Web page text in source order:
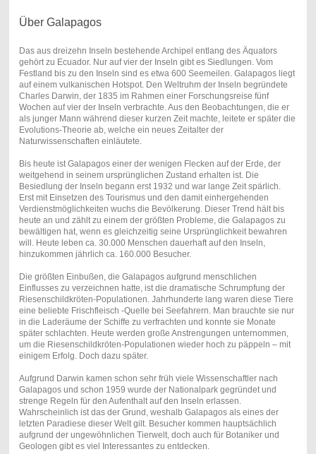
Über Galapagos
Das aus dreizehn Inseln bestehende Archipel entlang des Äquators
gehört zu Ecuador. Nur auf vier der Inseln gibt es Siedlungen. Vom
Festland bis zu den Inseln sind es etwa 600 Seemeilen. Galapagos liegt
auf einem vulkanischen Hotspot. Den Weltruhm der Inseln begründete
Charles Darwin, der 1835 im Rahmen einer Forschungsreise fünf
Wochen auf vier der Inseln verbrachte. Aus den Beobachtungen, die er
als junger Mann während dieser kurzen Zeit machte, leitete er später die
Evolutions-Theorie ab, welche ein neues Zeitalter der
Naturwissenschaften einläutete.
Bis heute ist Galapagos einer der wenigen Flecken auf der Erde, der
weitgehend in seinem ursprünglichen Zustand erhalten ist. Die
Besiedlung der Inseln begann erst 1932 und war lange Zeit spärlich.
Erst mit Einsetzen des Tourismus und den damit einhergehenden
Verdienstmöglichkeiten wuchs die Bevölkerung. Dieser Trend hält bis
heute an und zählt zu einem der größten Probleme, die Galapagos zu
bewältigen hat, wenn es gleichzeitig seine Ursprünglichkeit bewahren
will. Heute leben ca. 30.000 Menschen dauerhaft auf den Inseln,
hinzukommen jährlich ca. 160.000 Besucher.
Die größten Einbußen, die Galapagos aufgrund menschlichen
Einflusses zu verzeichnen hatte, ist die dramatische Schrumpfung der
Riesenschildkröten-Populationen. Jahrhunderte lang waren diese Tiere
eine beliebte Frischfleisch -Quelle bei Seefahrern. Man brauchte sie nur
in die Laderäume der Schiffe zu verfrachten und konnte sie Monate
später schlachten. Heute werden große Anstrengungen unternommen,
um die Riesenschildkröten-Populationen wieder hoch zu päppeln – mit
einigem Erfolg. Doch dazu später.
Aufgrund Darwin kamen schon sehr früh viele Wissenschaftler nach
Galapagos und schon 1959 wurde der Nationalpark gegründet und
strenge Regeln für den Aufenthalt auf den Inseln erlassen.
Wahrscheinlich ist das der Grund, weshalb Galapagos als eines der
letzten Paradiese dieser Welt gilt. Besucher kommen hauptsächlich
aufgrund der ungewöhnlichen Tierwelt, doch auch für Botaniker und
Geologen gibt es viel Interessantes zu entdecken.